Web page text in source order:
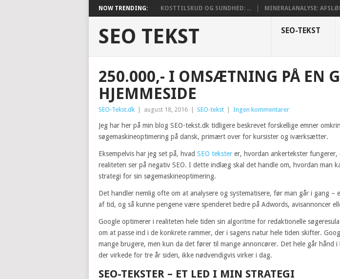
NOW TRENDING: KOSTTILSKUD OG SUNDHED: ... MINERALANALYSE:
SEO TEKST SEO-TEKST
250.000,- I OMSÆTNING PÅ EN
HJEMMESIDE
SEO-Tekst.dk august 18, 2016 SEO-tekst Ingen kommentarer
Jeg har her på min blog SEO-tekst.dk tidligere beskrevet forskellige emner
søgemaskineoptimering på dansk, primært over for kursister og iværksætter.
Eksempelvis har jeg set på, hvad SEO tekster er, hvordan ankertekster fungerer,
realiteten ser på negativ SEO. I dette indlæg skal det handle om, hvordan man
strategi for sin søgemaskineoptimering.
Det handler nemlig ofte om at analysere og systematisere, før man går i gang –
af tid, og så kunne pengene være spenderet bedre på Adwords, avisannoncer
Google optimerer i realiteten hele tiden sin algoritme for redaktionelle
om at passe ind i de konkrete rammer, der i sagens natur hele tiden skifter.
mange brugere, men kun da det fører til mange annoncører. Det hele går hånd i
der virkede for tre år siden, ikke nødvendigvis virker i dag.
SEO-TEKSTER – ET LED I MIN STRATEGI